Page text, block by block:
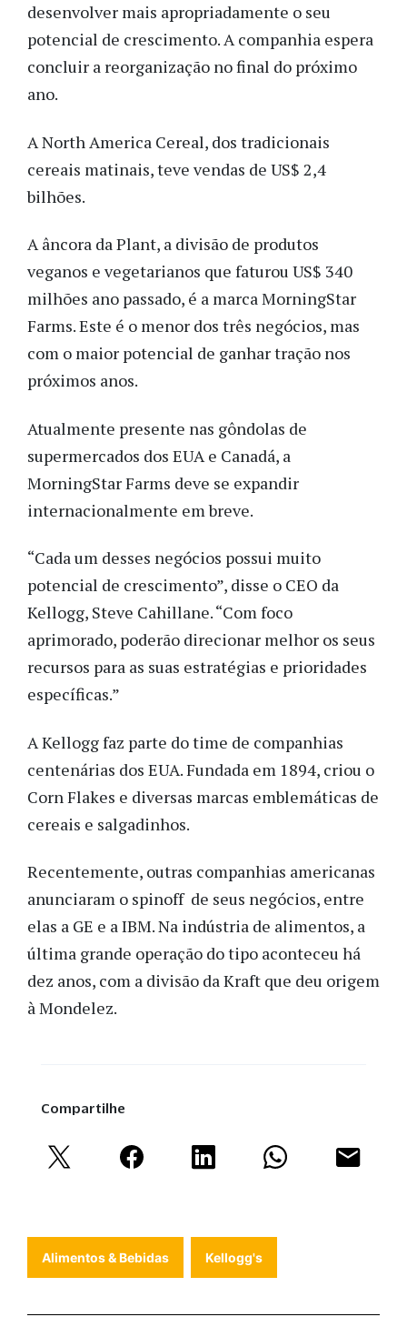
desenvolver mais apropriadamente o seu
potencial de crescimento. A companhia espera
concluir a reorganização no final do próximo
ano.
A North America Cereal, dos tradicionais
cereais matinais, teve vendas de US$ 2,4
bilhões.
A âncora da Plant, a divisão de produtos
veganos e vegetarianos que faturou US$ 340
milhões ano passado, é a marca MorningStar
Farms. Este é o menor dos três negócios, mas
com o maior potencial de ganhar tração nos
próximos anos.
Atualmente presente nas gôndolas de
supermercados dos EUA e Canadá, a
MorningStar Farms deve se expandir
internacionalmente em breve.
“Cada um desses negócios possui muito
potencial de crescimento”, disse o CEO da
Kellogg, Steve Cahillane. “Com foco
aprimorado, poderão direcionar melhor os seus
recursos para as suas estratégias e prioridades
específicas.”
A Kellogg faz parte do time de companhias
centenárias dos EUA. Fundada em 1894, criou o
Corn Flakes e diversas marcas emblemáticas de
cereais e salgadinhos.
Recentemente, outras companhias americanas
anunciaram o spinoff de seus negócios, entre
elas a GE e a IBM. Na indústria de alimentos, a
última grande operação do tipo aconteceu há
dez anos, com a divisão da Kraft que deu origem
à Mondelez.
Compartilhe
Alimentos & Bebidas Kellogg's